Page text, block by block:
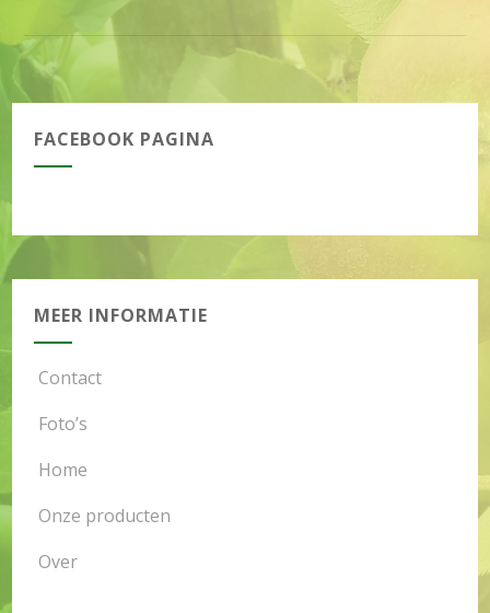
FACEBOOK PAGINA
MEER INFORMATIE
Contact
Foto’s
Home
Onze producten
Over